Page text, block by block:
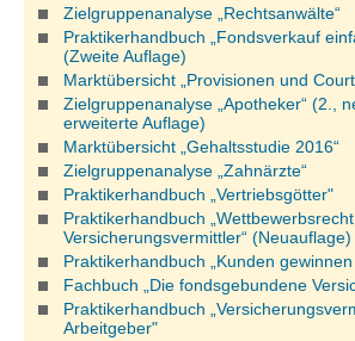
Zielgruppenanalyse „Rechtsanwälte“
Praktikerhandbuch „Fondsverkauf
(Zweite Auflage)
Marktübersicht „Provisionen und
Zielgruppenanalyse „Apotheker“ (2.,
erweiterte Auflage)
Marktübersicht „Gehaltsstudie 2016“
Zielgruppenanalyse „Zahnärzte“
Praktikerhandbuch „Vertriebsgötter"
Praktikerhandbuch
Versicherungsvermittler“ (Neuauflage)
Praktikerhandbuch „Kunden
Fachbuch „Die fondsgebundene
Praktikerhandbuch
Arbeitgeber"